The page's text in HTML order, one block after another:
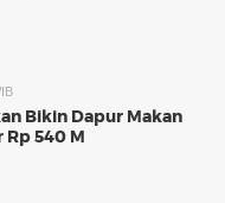
Bikin Dapur Makan
Rp 540 M